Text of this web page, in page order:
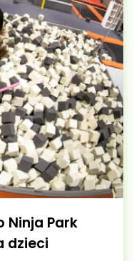
Ninja Park
dzieci